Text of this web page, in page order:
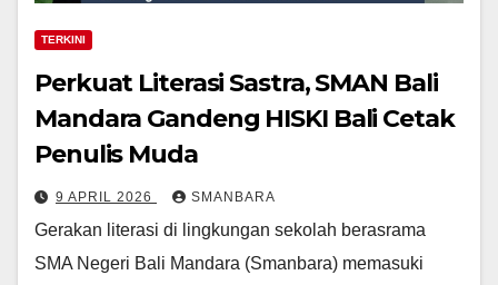
TERKINI
Perkuat Literasi Sastra, SMAN Bali
Mandara Gandeng HISKI Bali Cetak
Penulis Muda
9 APRIL 2026 SMANBARA
Gerakan literasi di lingkungan sekolah berasrama
SMA Negeri Bali Mandara (Smanbara) memasuki